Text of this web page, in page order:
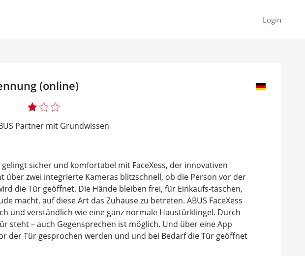
Login
(online)
Partner mit Grundwissen
sicher und komfortabel mit FaceXess, der innovativen
über zwei integrierte Kameras blitzschnell, ob die Person vor der
die Tür geöffnet. Die Hände bleiben frei, für Einkaufs-taschen,
macht, auf diese Art das Zuhause zu betreten. ABUS FaceXess
und verständlich wie eine ganz normale Haustürklingel. Durch
steht – auch Gegensprechen ist möglich. Und über eine App
der Tür gesprochen werden und und bei Bedarf die Tür geöffnet